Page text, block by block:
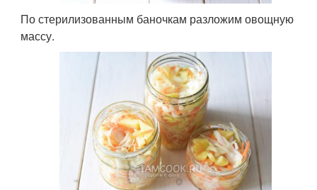
По стерилизованным баночкам разложим овощную
массу.